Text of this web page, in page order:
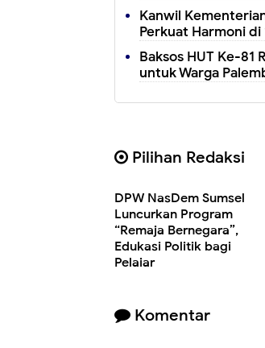
Kanwil
Perkuat Harmoni
Baksos HUT Ke-81
untuk Warga
Pilihan Redaksi
DPW NasDem Sumsel
Luncurkan Program
“Remaja Bernegara”,
Edukasi Politik bagi
Pelajar
Komentar